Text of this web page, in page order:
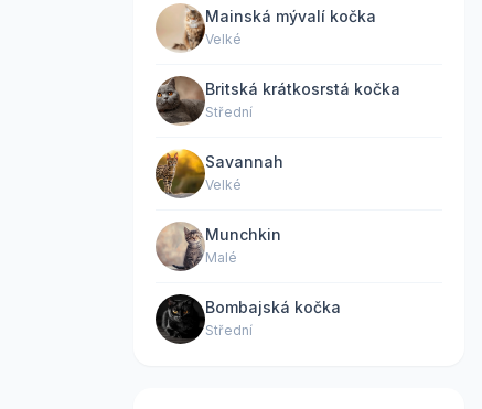
Mainská mývalí kočka
Velké
Britská krátkosrstá kočka
Střední
Savannah
Velké
Munchkin
Malé
Bombajská kočka
Střední